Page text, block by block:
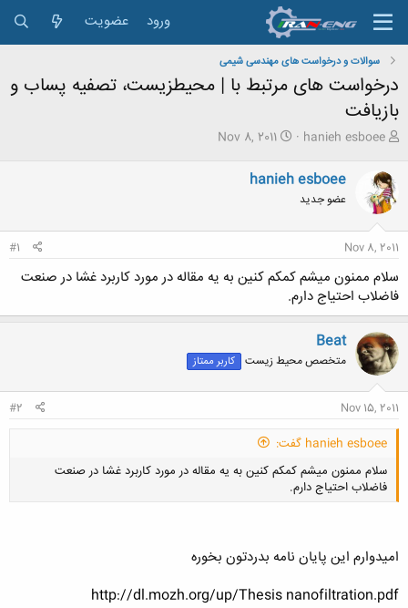
ورود عضویت
سوالات و درخواست های مهندسی شیمی
درخواست های مرتبط با | محیطزیست، تصفیه پساب و
بازیافت
ش
و
ع
ک
ن
ن
د
ه
م
و
ض
و
ع
hanieh esboee
ت
ر
ی
ر
ع
Nov 8, 2011
hanieh esboee
عضو جدید
Nov 8, 2011
#1
سلام ممنون میشم کمکم کنین به یه مقاله در مورد کاربرد غشا در صنعت
فاضلاب احتیاج دارم.
Beat
متخصص محیط زیست کاربر ممتاز
Nov 15, 2011
#2
hanieh esboee گفت:
سلام ممنون میشم کمکم کنین به یه مقاله در مورد کاربرد غشا در صنعت
فاضلاب احتیاج دارم.
کلیک کنید تا باز شود...
امیدوارم این پایان نامه بدردتون بخوره
http://dl.mozh.org/up/Thesis nanofiltration.pdf